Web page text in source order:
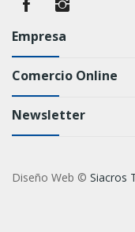
Empresa
Comercio Online
Newsletter
Diseño Web © Siacros